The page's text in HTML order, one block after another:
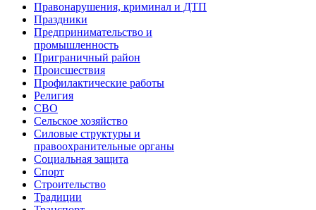
Правонарушения, криминал и ДТП
Праздники
Предпринимательство и
промышленность
Приграничный район
Происшествия
Профилактические работы
Религия
СВО
Сельское хозяйство
Силовые структуры и
правоохранительные органы
Социальная защита
Спорт
Строительство
Традиции